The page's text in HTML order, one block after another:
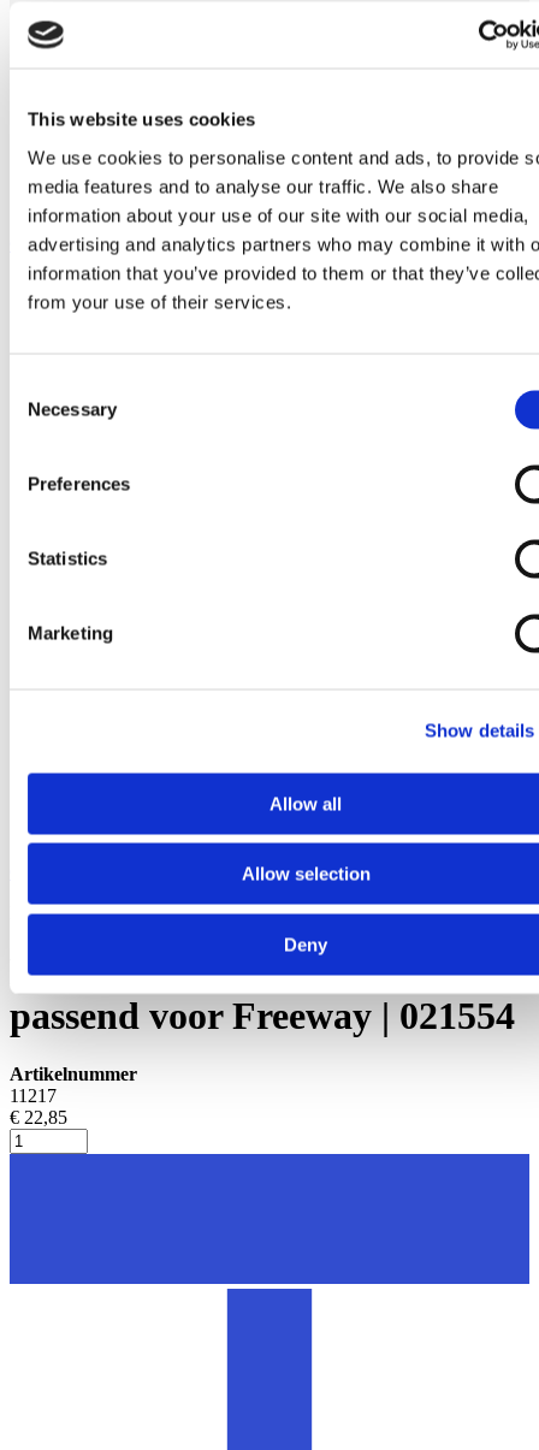
This website uses cookies
We use cookies to personalise content and ads, to provide
media features and to analyse our traffic. We also share
information about your use of our site with our social media,
advertising and analytics partners who may combine it with
information that you’ve provided to them or that they’ve
from your use of their services.
Selection
Necessary
Preferences
Statistics
Marketing
Show details
Allow all
Allow selection
Deny
Melkmachine
Melkkauw en onderdelen
Pulsatieverdeelstuk 4:1 passend voor Freeway | 021554
Ga naar het einde van de afbeeldingen-gallerij
Ga naar het begin van de afbeeldingen-gallerij
Melkkauw en onderdelen
Pulsatieverdeelstuk 4:1
passend voor Freeway | 021554
Artikelnummer
11217
€ 22,85